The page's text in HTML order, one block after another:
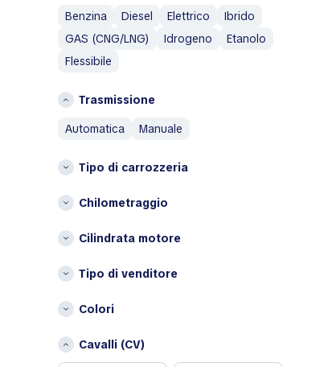
AM General
Aston Martin
Austin Healey
Avatr
Bentley
Brabus
Islanda
Italia
L
Paesi Bassi
Spagna
Altri
Bulgaria
Cipro
Benzina
Diesel Elettrico
Ibrido
GAS (CNG/LNG)
Idrogeno
Etanolo
Flessibile
Trasmissione
automatica
manuale
Tipo di carrozzeria
Chilometraggio
Cilindrata motore
Tipo di venditore
Colori
Cavalli (CV)